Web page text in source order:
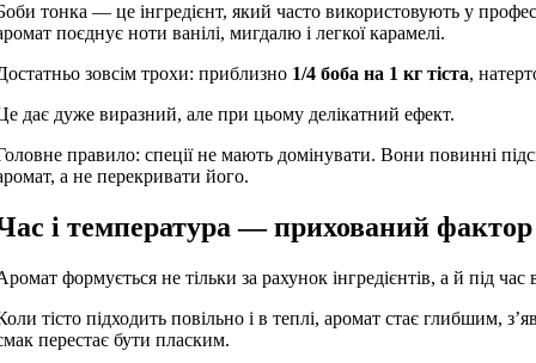
тонка — це інгредієнт, який часто використовують у
поєднує ноти ванілі, мигдалю і легкої карамелі.
зовсім трохи: приблизно 1/4 боба на 1 кг тіста,
дає дуже виразний, але при цьому делікатний ефект.
правило: спеції не мають домінувати. Вони повинні
а не перекривати його.
і температура — прихований
формується не тільки за рахунок інгредієнтів, а й під час
тісто підходить повільно і в теплі, аромат стає глибшим,
перестає бути пласким.